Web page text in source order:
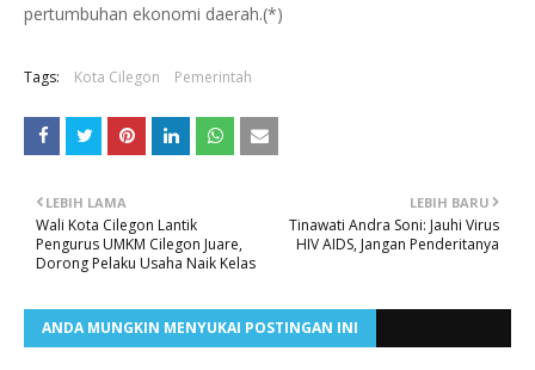
pertumbuhan ekonomi daerah.(*)
Tags: Kota Cilegon Pemerintah
LEBIH BARU
Tinawati Andra Soni: Jauhi Virus
HIV AIDS, Jangan Penderitanya
LEBIH LAMA
Wali Kota Cilegon Lantik
Pengurus UMKM Cilegon Juare,
Dorong Pelaku Usaha Naik Kelas
ANDA MUNGKIN MENYUKAI POSTINGAN INI